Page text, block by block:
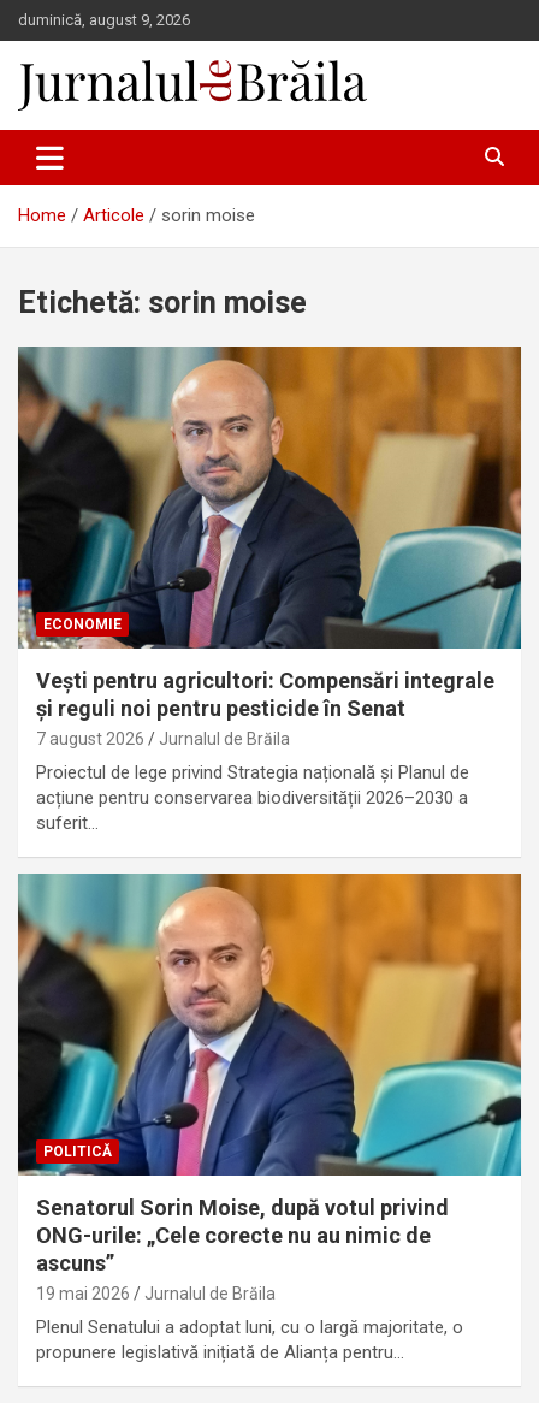
Skip
to
content
duminică, august 9, 2026
Jurnalul de Brăila
Home Articole sorin moise
Etichetă: sorin moise
ECONOMIE
Vești pentru agricultori: Compensări integrale
și reguli noi pentru pesticide în Senat
7 august 2026 Jurnalul de Brăila
Proiectul de lege privind Strategia națională și Planul de
acțiune pentru conservarea biodiversității 2026–2030 a
suferit…
POLITICĂ
Senatorul Sorin Moise, după votul privind
ONG-urile: „Cele corecte nu au nimic de
ascuns”
19 mai 2026 Jurnalul de Brăila
Plenul Senatului a adoptat luni, cu o largă majoritate, o
propunere legislativă inițiată de Alianța pentru…